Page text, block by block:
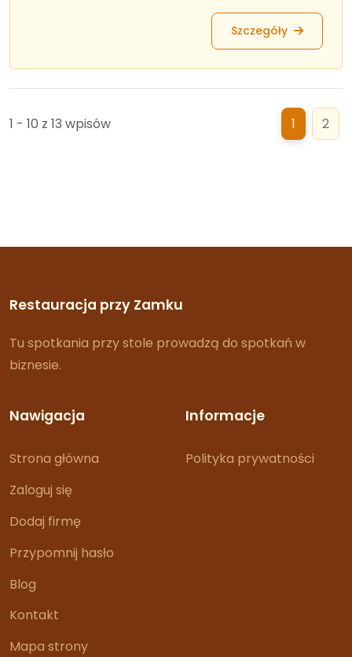
Szczegóły
1 - 10 z 13 wpisów 1 2
Restauracja przy Zamku
Tu spotkania przy stole prowadzą do spotkań w
biznesie.
Nawigacja
Strona główna
Zaloguj się
Dodaj firmę
Przypomnij hasło
Blog
Kontakt
Mapa strony
Informacje
Polityka prywatności